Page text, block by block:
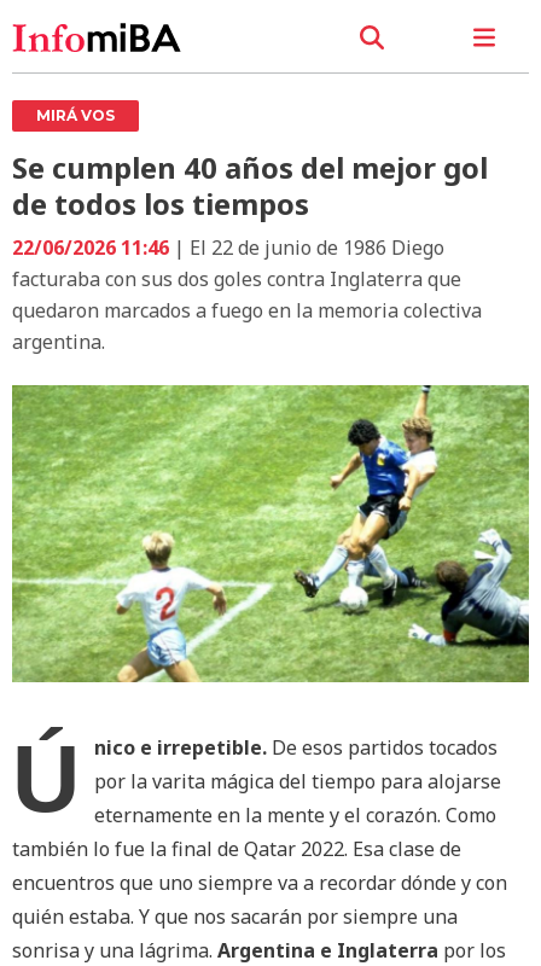
MIRÁ VOS
Se cumplen 40 años del mejor gol
de todos los tiempos
22/06/2026 11:46 | El 22 de junio de 1986 Diego
facturaba con sus dos goles contra Inglaterra que
quedaron marcados a fuego en la memoria colectiva
argentina.
Ú nico e irrepetible. De esos partidos tocados
por la varita mágica del tiempo para alojarse
eternamente en la mente y el corazón. Como
también lo fue la final de Qatar 2022. Esa clase de
encuentros que uno siempre va a recordar dónde y con
quién estaba. Y que nos sacarán por siempre una
sonrisa y una lágrima. Argentina e Inglaterra por los